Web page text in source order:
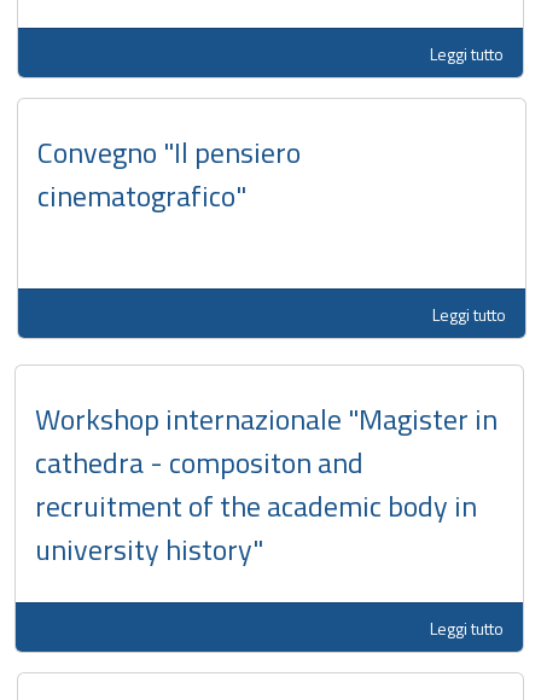
Leggi tutto
Convegno "Il pensiero
cinematografico"
Leggi tutto
Workshop internazionale "Magister in
cathedra - compositon and
recruitment of the academic body in
university history"
Leggi tutto